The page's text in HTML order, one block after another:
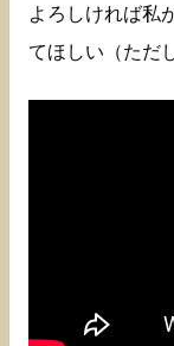
よろしければ私
てほしい（ただ